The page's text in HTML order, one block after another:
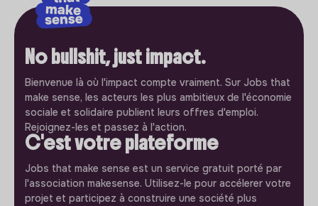
No bullshit, just impact.
Bienvenue là où l'impact compte vraiment. Sur Jobs that
make sense, les acteurs les plus ambitieux de l'économie
sociale et solidaire publient leurs offres d'emploi.
Rejoignez-les et passez à l'action.
C'est votre plateforme
Jobs that make sense est un service gratuit porté par
l'association makesense. Utilisez-le pour accélerer votre
projet et participez à construire une société plus